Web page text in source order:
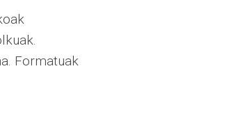
Formatuak